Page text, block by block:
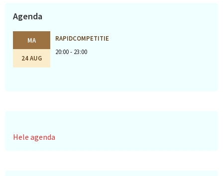
Agenda
MA
24 AUG
RAPIDCOMPETITIE
20:00 - 23:00
Hele agenda